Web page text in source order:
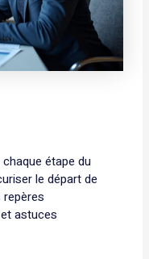
étape du
le départ de
astuces